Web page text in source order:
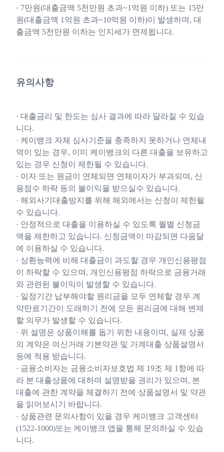
· 7만원(대출금액 5천만원 초과~1억원 이하) 또는 15만
원(대출금액 1억원 초과~10억원 이하)이 발생하며, 대
출금액 5천만원 이하는 인지세가 면제됩니다.
유의사항
· 대출금리 및 한도는 심사 결과에 따라 달라질 수 있습
니다.
· 케이뱅크 자체 심사기준을 충족하지 못하거나 연체내
역이 있는 경우, 이미 케이뱅크의 다른 대출을 보유하고
있는 경우 신청이 제한될 수 있습니다.
· 이자 또는 원금이 연체되면 연체이자가 부과되며, 신
용점수 하락 등의 불이익을 받으실수 있습니다.
· 해외사기대출방지를 위해 해외에서는 신청이 제한될
수 있습니다.
· 안정적으로 대출을 이용하실 수 있도록 월별 신청금
액을 제한하고 있습니다. 신청금액이 마감되면 다음달
에 이용하실 수 있습니다.
· 상환능력에 비해 대출금이 과도할 경우 개인신용평점
이 하락할 수 있으며, 개인신용평점 하락으로 금융거래
와 관련된 불이익이 발생할 수 있습니다.
· 일정기간 납부해야할 원리금을 모두 연체할 경우 계
약만료기간이 도래하기 전에 모든 원리금에 대해 변제
할 의무가 발생할 수 있습니다.
· 위 설명은 상품이해를 돕기 위한 내용이며, 실제 상품
의 계약은 여신거래 기본약관 및 가계대출 상품설명서
등에 적용 받습니다.
· 금융소비자는 금융소비자보호법 제 19조 제 1항에 따
라 본 대출상품에 대하여 설명받을 권리가 있으며, 본
대출에 관한 계약을 체결하기 전에 상품설명서 및 약관
을 읽어보시기 바랍니다.
· 상품관련 문의사항이 있을 경우 케이뱅크 고객센터
(1522-1000)또는 케이뱅크 앱을 통해 문의하실 수 있습
니다.